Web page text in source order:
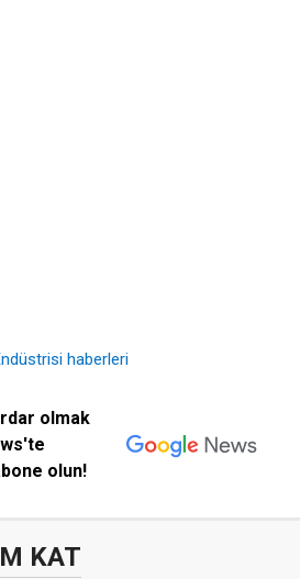
haberleri
olmak
olun!
KAT